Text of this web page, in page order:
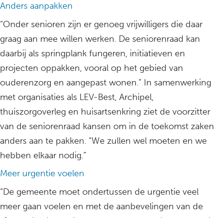
Anders aanpakken
“Onder senioren zijn er genoeg vrijwilligers die daar
graag aan mee willen werken. De seniorenraad kan
daarbij als springplank fungeren, initiatieven en
projecten oppakken, vooral op het gebied van
ouderenzorg en aangepast wonen.” In samenwerking
met organisaties als LEV-Best, Archipel,
thuiszorgoverleg en huisartsenkring ziet de voorzitter
van de seniorenraad kansen om in de toekomst zaken
anders aan te pakken. “We zullen wel moeten en we
hebben elkaar nodig.”
Meer urgentie voelen
“De gemeente moet ondertussen de urgentie veel
meer gaan voelen en met de aanbevelingen van de